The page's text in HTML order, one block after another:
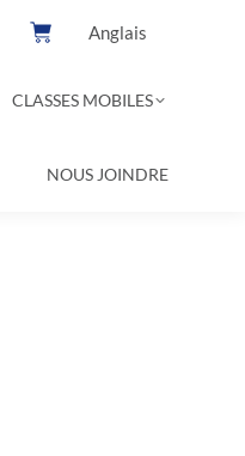
Anglais
CLASSES MOBILES
NOUS JOINDRE